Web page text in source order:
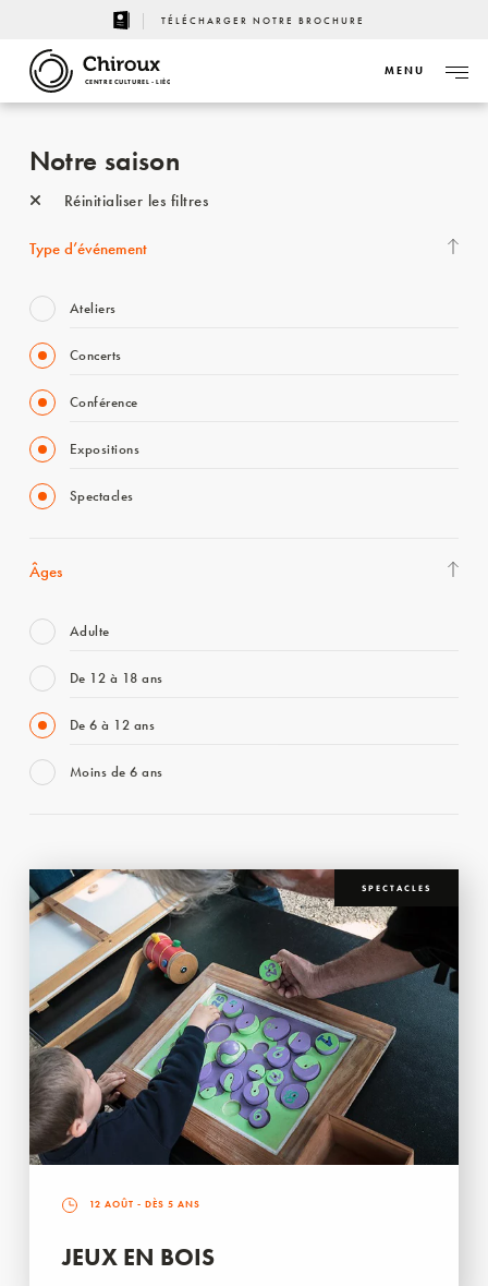
TÉLÉCHARGER NOTRE BROCHURE
CENTRE CULTUREL - LIÈGE
MENU
Notre saison
Réinitialiser les filtres
Type d’événement
Ateliers
Concerts
Conférence
Expositions
Spectacles
Âges
Adulte
De 12 à 18 ans
De 6 à 12 ans
Moins de 6 ans
SPECTACLES
12 AOÛT - DÈS 5 ANS
JEUX EN BOIS